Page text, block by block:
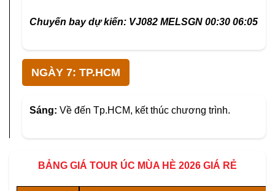
Chuyến bay dự kiến: VJ082 MELSGN 00:30 06:05
NGÀY 7: TP.HCM
Sáng: Về đến Tp.HCM, kết thúc chương trình.
BẢNG GIÁ TOUR ÚC MÙA HÈ 2026 GIÁ RẺ